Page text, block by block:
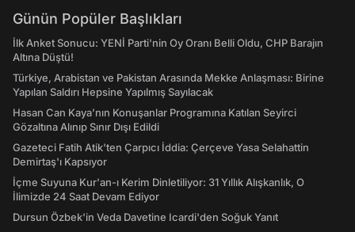
Günün Popüler Başlıkları
İlk Anket Sonucu: YENİ Parti'nin Oy Oranı Belli Oldu, CHP Barajın
Altına Düştü!
Türkiye, Arabistan ve Pakistan Arasında Mekke Anlaşması: Birine
Yapılan Saldırı Hepsine Yapılmış Sayılacak
Hasan Can Kaya’nın Konuşanlar Programına Katılan Seyirci
Gözaltına Alınıp Sınır Dışı Edildi
Gazeteci Fatih Atik'ten Çarpıcı İddia: Çerçeve Yasa Selahattin
Demirtaş'ı Kapsıyor
İçme Suyuna Kur'an-ı Kerim Dinletiliyor: 31 Yıllık Alışkanlık, O
İlimizde 24 Saat Devam Ediyor
Dursun Özbek'in Veda Davetine Icardi'den Soğuk Yanıt